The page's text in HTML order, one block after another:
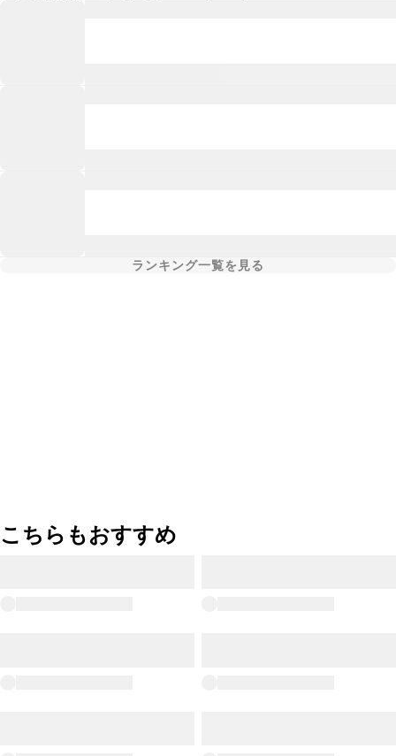
ランキング一覧を見る
こちらもおすすめ